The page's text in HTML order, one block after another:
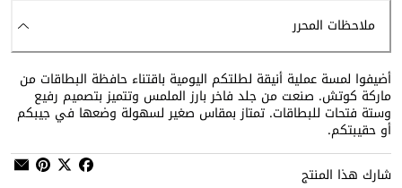
ملاحظات المحرر
أضيفوا لمسة عملية أنيقة لطلتكم اليومية باقتناء حافظة البطاقات من
ماركة كوتش. صنعت من جلد فاخر بارز الملمس وتتميز بتصميم رفيع
وستة فتحات للبطاقات. تمتاز بمقاس صغير لسهولة وضعها في جيبكم
أو حقيبتكم.
شارك هذا المنتج